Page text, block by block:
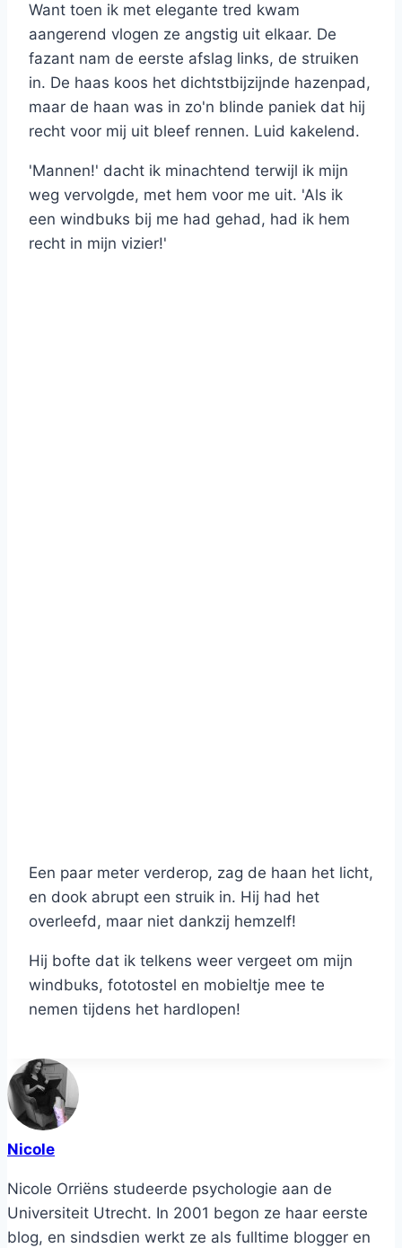
Want toen ik met elegante tred kwam
aangerend vlogen ze angstig uit elkaar. De
fazant nam de eerste afslag links, de struiken
in. De haas koos het dichtstbijzijnde hazenpad,
maar de haan was in zo'n blinde paniek dat hij
recht voor mij uit bleef rennen. Luid kakelend.
'Mannen!' dacht ik minachtend terwijl ik mijn
weg vervolgde, met hem voor me uit. 'Als ik
een windbuks bij me had gehad, had ik hem
recht in mijn vizier!'
Een paar meter verderop, zag de haan het licht,
en dook abrupt een struik in. Hij had het
overleefd, maar niet dankzij hemzelf!
Hij bofte dat ik telkens weer vergeet om mijn
windbuks, fototostel en mobieltje mee te
nemen tijdens het hardlopen!
Nicole
Nicole Orriëns studeerde psychologie aan de
Universiteit Utrecht. In 2001 begon ze haar eerste
blog, en sindsdien werkt ze als fulltime blogger en